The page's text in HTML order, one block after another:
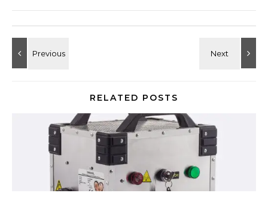
RELATED POSTS